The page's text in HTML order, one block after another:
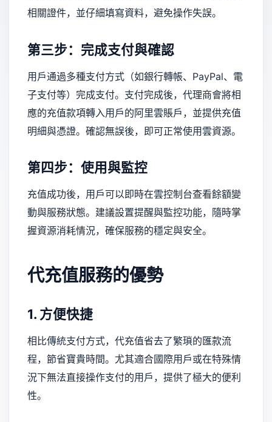
相關證件，並仔細填寫資料，避免操作失誤。
第三步：完成支付與確認
用戶通過多種支付方式（如銀行轉帳、PayPal、電
子支付等）完成支付。支付完成後，代理商會將相
應的充值款項轉入用戶的阿里雲賬戶，並提供充值
明細與憑證。確認無誤後，即可正常使用雲資源。
第四步：使用與監控
充值成功後，用戶可以即時在雲控制台查看餘額變
動與服務狀態。建議設置提醒與監控功能，隨時掌
握資源消耗情況，確保服務的穩定與安全。
代充值服務的優勢
1. 方便快捷
相比傳統支付方式，代充值省去了繁瑣的匯款流
程，節省寶貴時間。尤其適合國際用戶或在特殊情
況下無法直接操作支付的用戶，提供了極大的便利
性。